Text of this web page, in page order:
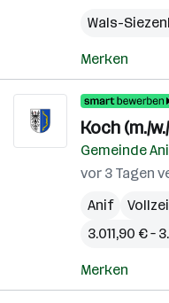
Wals-
Merken
Koch (m./
Gemeinde
vor 3 Tagen
Anif
3.011,90 € –
Merken